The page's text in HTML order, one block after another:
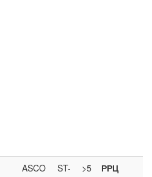
ASCO
ST-
>5
РРЦ